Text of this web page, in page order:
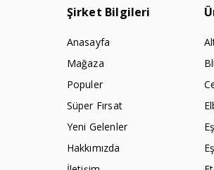
Şirket Bilgileri
Anasayfa
Mağaza
Populer
Süper Fırsat
Yeni Gelenler
Hakkımızda